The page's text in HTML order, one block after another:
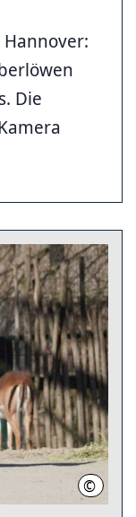
Die
©